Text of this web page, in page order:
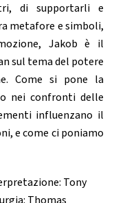
di supportarli e
metafore e simboli,
Jakob è il
sul tema del potere
Come si pone la
nei confronti delle
influenzano il
e come ci poniamo
Tony